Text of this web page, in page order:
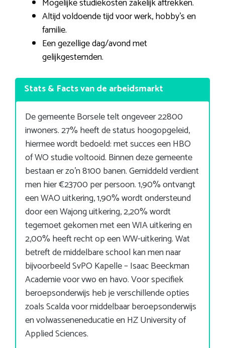
Mogelijke studiekosten zakelijk aftrekken.
Altijd voldoende tijd voor werk, hobby’s en
familie.
Een gezellige dag/avond met
gelijkgestemden.
Stats & Facts van de arbeidsmarkt
De gemeente Borsele telt ongeveer 22800
inwoners. 27% heeft de status hoogopgeleid,
hiermee wordt bedoeld: met succes een HBO
of WO studie voltooid. Binnen deze gemeente
bestaan er zo’n 8100 banen. Gemiddeld verdient
men hier €23700 per persoon. 1,90% ontvangt
een WAO uitkering, 1,90% wordt ondersteund
door een Wajong uitkering, 2,20% wordt
tegemoet gekomen met een WIA uitkering en
2,00% heeft recht op een WW-uitkering. Wat
betreft de middelbare school kan men naar
bijvoorbeeld SvPO Kapelle – Isaac Beeckman
Academie voor vwo en havo. Voor specifiek
beroepsonderwijs heb je verschillende opties
zoals Scalda voor middelbaar beroepsonderwijs
en volwasseneneducatie en HZ University of
Applied Sciences.